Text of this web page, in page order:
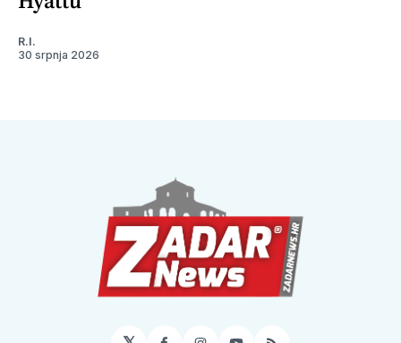
R.I.
30 srpnja 2026